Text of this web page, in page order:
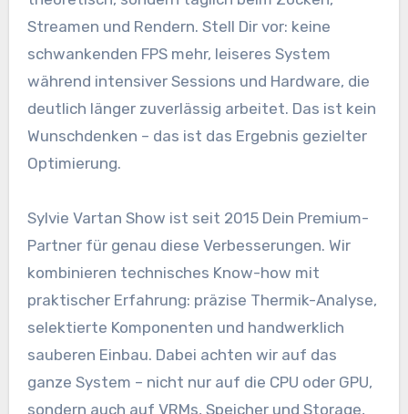
Streamen und Rendern. Stell Dir vor: keine
schwankenden FPS mehr, leiseres System
während intensiver Sessions und Hardware, die
deutlich länger zuverlässig arbeitet. Das ist kein
Wunschdenken – das ist das Ergebnis gezielter
Optimierung.
Sylvie Vartan Show ist seit 2015 Dein Premium-
Partner für genau diese Verbesserungen. Wir
kombinieren technisches Know-how mit
praktischer Erfahrung: präzise Thermik-Analyse,
selektierte Komponenten und handwerklich
sauberen Einbau. Dabei achten wir auf das
ganze System – nicht nur auf die CPU oder GPU,
sondern auch auf VRMs, Speicher und Storage,